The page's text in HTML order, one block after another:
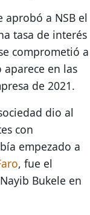
aprobó a NSB el
tasa de interés
comprometió a
en las
de 2021.
dio al
con
empezado a
, fue el
Bukele en